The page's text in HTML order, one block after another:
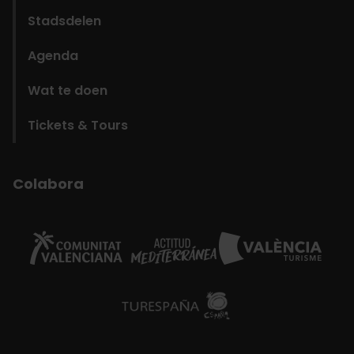
Stadsdelen
Agenda
Wat te doen
Tickets & Tours
Colabora